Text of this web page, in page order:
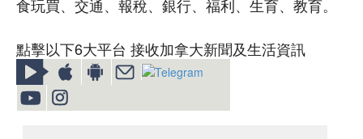
食玩買、交通、報稅、銀行、福利、生育、教育。
點擊以下6大平台 接收加拿大新聞及生活資訊